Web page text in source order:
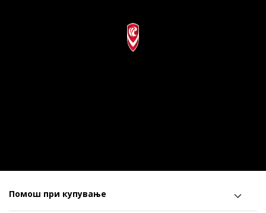
Помош при купување